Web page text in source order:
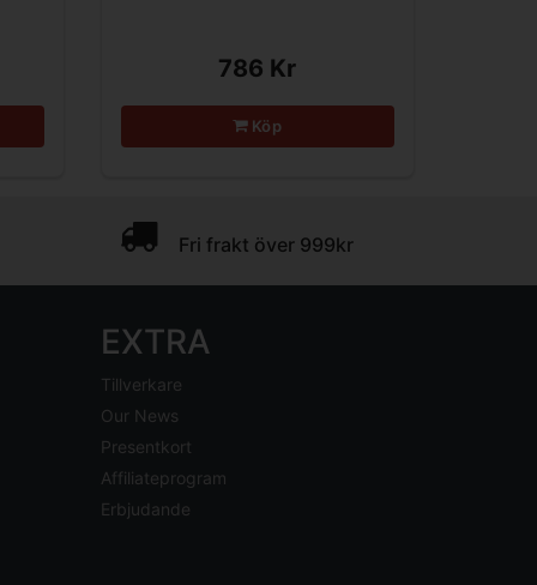
786 Kr
Köp
Fri frakt över 999kr
EXTRA
Tillverkare
Our News
Presentkort
Affiliateprogram
Erbjudande